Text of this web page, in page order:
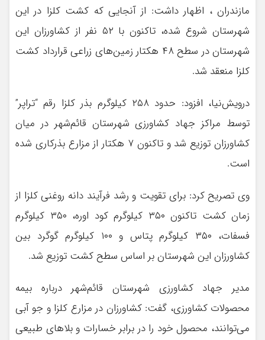
مازندران ، اظهار داشت: از آنجایی که کشت کلزا در این
شهرستان شروع شده، تاکنون با ۵۲ نفر از کشاورزان این
شهرستان در سطح ۴۸ هکتار زمین‌های زراعی قرارداد کشت
کلزا منعقد شد.
درویش‌نیا، افزود: حدود ۲۵۸ کیلوگرم بذر کلزا رقم “تراپر”
توسط مراکز جهاد کشاورزی شهرستان قائم‌شهر در میان
کشاورزان توزیع شد و تاکنون ۷ هکتار از مزارع بذرکاری شده
است.
‌وی تصریح کرد: برای تقویت و رشد فرآیند دانه روغنی کلزا از
زمان کشت تاکنون ۳۵۰ کیلوگرم کود اوره، ۳۵۰ کیلوگرم
فسفات، ۳۵۰ کیلوگرم پتاس و ۱۰۰ کیلوگرم گوگرد بین
کشاورزان این شهرستان بر اساس سطح کشت توزیع شد.
مدیر جهاد کشاورزی شهرستان قائم‌شهر درباره بیمه
محصولات کشاورزی، گفت: کشاورزان در مزارع کلزا و جو آبی
می‌توانند، محصول خود را در برابر خسارات و بلا‌های طبیعی